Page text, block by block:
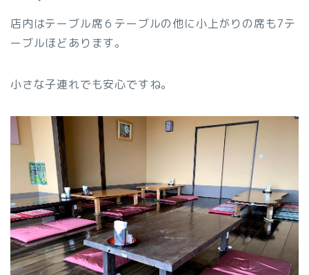
店内はテーブル席６テーブルの他に小上がりの席も7テ
ーブルほどあります。
小さな子連れでも安心ですね。